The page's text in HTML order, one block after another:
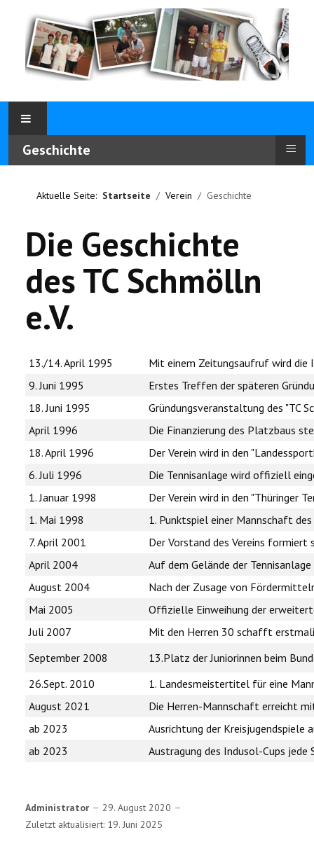
Geschichte ≡
Aktuelle Seite: Startseite Verein Geschichte
Die Geschichte
des TC Schmölln
e.V.
13./14. April 1995
Mit einem Zeitungsaufruf wird die
9. Juni 1995
Erstes Treffen der späteren
18. Juni 1995
Gründungsveranstaltung des "TC
April 1996
Die Finanzierung des Platzbaus
18. April 1996
Der Verein wird in den
6. Juli 1996
Die Tennisanlage wird offiziell
1. Januar 1998
Der Verein wird in den "Thüringer
1. Mai 1998
1. Punktspiel einer Mannschaft
7. April 2001
Der Vorstand des Vereins formiert
April 2004
Auf dem Gelände der
August 2004
Nach der Zusage von
Mai 2005
Offizielle Einweihung der
Juli 2007
Mit den Herren 30 schafft
September 2008
13.Platz der Juniorinnen beim
26.Sept. 2010
1. Landesmeistertitel für eine
August 2021
Die Herren-Mannschaft erreicht
ab 2023
Ausrichtung der Kreisjugendspiele
ab 2023
Austragung des Indusol-Cups jede
Administrator
29. August 2020
Zuletzt aktualisiert: 19. Juni 2025